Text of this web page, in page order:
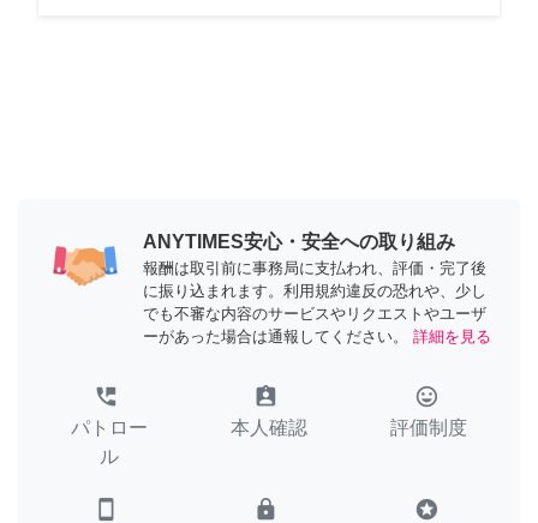
ANYTIMES安心・安全への取り組み
報酬は取引前に事務局に支払われ、評価・完了後
に振り込まれます。利用規約違反の恐れや、少し
でも不審な内容のサービスやリクエストやユーザ
ーがあった場合は通報してください。
詳細を見る
perm_phone_msg
パトロー
ル
assignment_ind
本人確認
tag_faces
評価制度
smartphone lock stars